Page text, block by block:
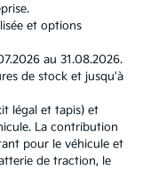
et options
au 31.08.2026.
de stock et jusqu'à
légal et tapis) et
La contribution
pour le véhicule et
de traction, le